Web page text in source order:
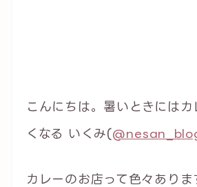
こんにちは。暑いときには
くなる いくみ(
カレーのお店って色々ありま